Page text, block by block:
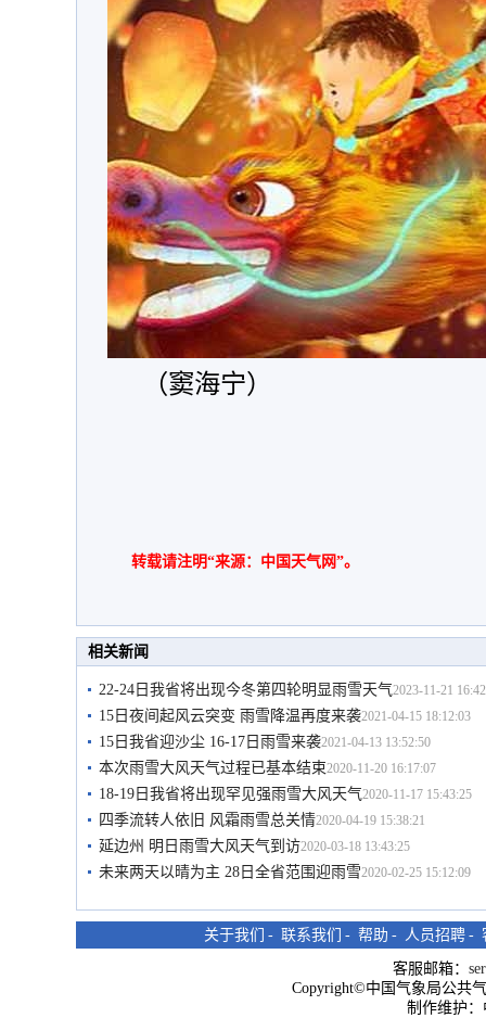
（窦海宁）
转载请注明“来源：中国天气网”。
相关新闻
22-24日我省将出现今冬第四轮明显雨雪天气2023-11-21
15日夜间起风云突变 雨雪降温再度来袭2021-04-15 18:12:03
15日我省迎沙尘 16-17日雨雪来袭2021-04-13 13:52:50
本次雨雪大风天气过程已基本结束2020-11-20 16:17:07
18-19日我省将出现罕见强雨雪大风天气2020-11-17 15:43:25
四季流转人依旧 风霜雨雪总关情2020-04-19 15:38:21
延边州 明日雨雪大风天气到访2020-03-18 13:43:25
未来两天以晴为主 28日全省范围迎雨雪2020-02-25 15:12:09
关于我们 - 联系我们 - 帮助 - 人员招聘 -
客服邮箱：
Copyright©中国气象局公共
制作维护